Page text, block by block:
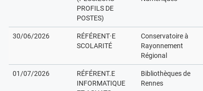
PROFILS DE
POSTES)
30/06/2026
RÉFÉRENT·E
SCOLARITÉ
Conservatoire à
Rayonnement
Régional
01/07/2026
RÉFÉRENT.E
INFORMATIQUE
Bibliothèques de
Rennes